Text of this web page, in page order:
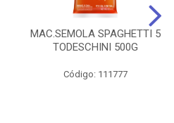
MAC.SEMOLA SPAGHETTI 5
TODESCHINI 500G
Código: 111777